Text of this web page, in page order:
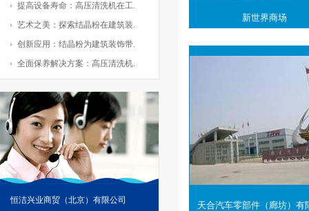
提高设备寿命：高压清洗机在工.
艺术之美：探索结晶粉在建筑装.
创新应用：结晶粉为建筑装饰带.
全面保养解决方案：高压清洗机.
恒洁兴业商贸（北京）有限公司
新世界商场
天合汽车零部件（廊坊）有